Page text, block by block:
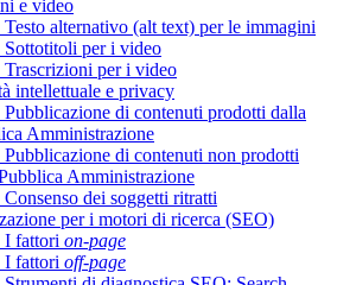
e video
Testo alternativo (alt text) per le immagini
Sottotitoli per i video
Trascrizioni per i video
intellettuale e privacy
Pubblicazione di contenuti prodotti dalla
Amministrazione
Pubblicazione di contenuti non prodotti
Amministrazione
dei soggetti ritratti
per i motori di ricerca (SEO)
I fattori on-page
I fattori off-page